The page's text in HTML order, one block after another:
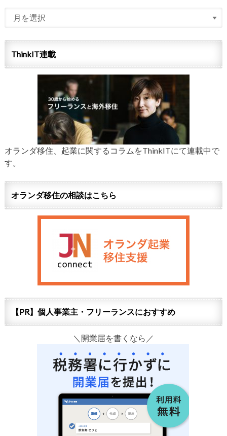
ThinkIT連載
オランダ移住、起業に関するコラムをThinkITにて連載中で
す。
オランダ移住の相談はこちら
【PR】個人事業主・フリーランスにおすすめ
＼開業届を書くなら／